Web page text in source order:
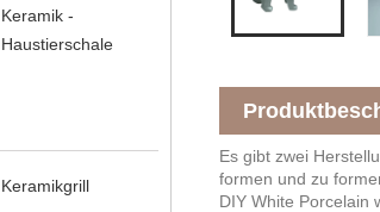
Keramik -
Haustierschale
Keramikgrill
Es gibt zwei
formen und zu
DIY White Porcelain